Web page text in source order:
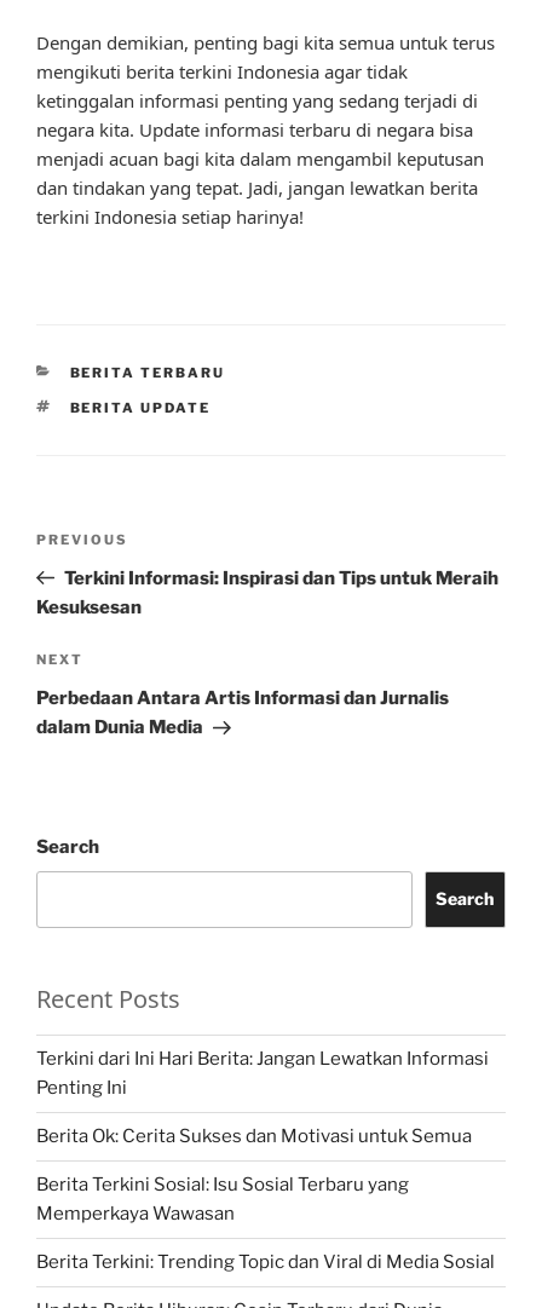
Dengan demikian, penting bagi kita semua untuk terus
mengikuti berita terkini Indonesia agar tidak
ketinggalan informasi penting yang sedang terjadi di
negara kita. Update informasi terbaru di negara bisa
menjadi acuan bagi kita dalam mengambil keputusan
dan tindakan yang tepat. Jadi, jangan lewatkan berita
terkini Indonesia setiap harinya!
CATEGORIES
BERITA TERBARU
TAGS
BERITA UPDATE
Previous
Post
PREVIOUS
Terkini Informasi: Inspirasi dan Tips untuk Meraih
Kesuksesan
Next
Post
NEXT
Perbedaan Antara Artis Informasi dan Jurnalis
dalam Dunia Media
Search
Search
Recent Posts
Terkini dari Ini Hari Berita: Jangan Lewatkan Informasi
Penting Ini
Berita Ok: Cerita Sukses dan Motivasi untuk Semua
Berita Terkini Sosial: Isu Sosial Terbaru yang
Memperkaya Wawasan
Berita Terkini: Trending Topic dan Viral di Media Sosial